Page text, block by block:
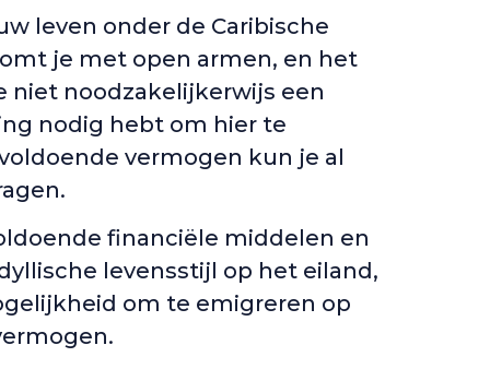
leven onder de Caribische
je met open armen, en het
niet noodzakelijkerwijs een
nodig hebt om hier te
vermogen kun je al
financiële middelen en
levensstijl op het eiland,
om te emigreren op